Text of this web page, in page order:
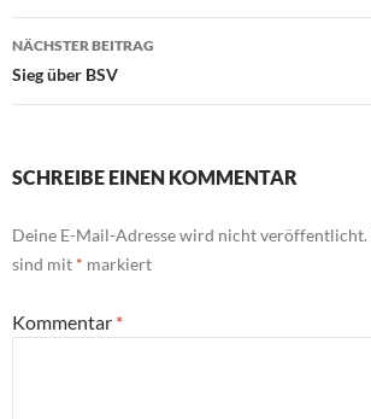
NÄCHSTER BEITRAG
Sieg über BSV
SCHREIBE EINEN KOMMENTAR
Deine E-Mail-Adresse wird nicht veröffentlicht.
sind mit * markiert
Kommentar *